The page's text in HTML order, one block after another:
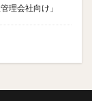
理会社向け」